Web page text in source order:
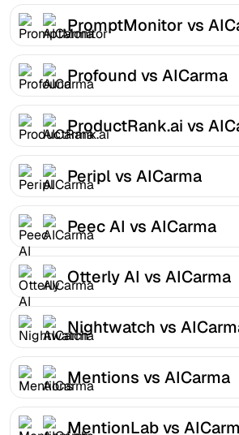
PromptMonitor vs
Profound vs AICarma
ProductRank.ai vs
Peripl vs AICarma
Peec AI vs AICarma
Otterly AI vs AICarma
Nightwatch vs
Mentions vs AICarma
MentionLab vs